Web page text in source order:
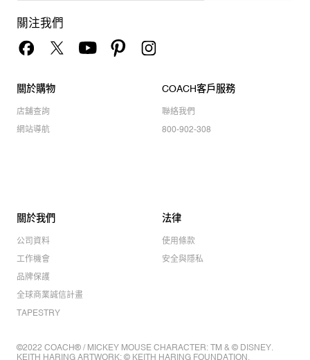
關注我們
關於購物
店舖查詢
網站導航
COACH客戶服務
聯絡我們
800-902-308
關於我們
公司資料
工作機會
品牌保護
全球商業誠信計畫
TAPESTRY
法律
使用條款
安全與隱私
©2022 COACH® / MICKEY MOUSE CHARACTER: TM & © DISNEY.
KEITH HARING ARTWORK: © KEITH HARING FOUNDATION.